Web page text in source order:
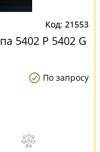
21553
5402 P 5402 G
По запросу